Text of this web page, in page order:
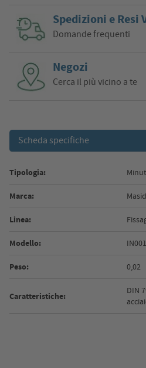
Spedizioni e Resi
Domande frequenti
Negozi
Cerca il più vicino a te
Scheda specifiche
Tipologia:
Marca:
Linea:
Modello:
Peso: 0,02
Caratteristiche:
DIN